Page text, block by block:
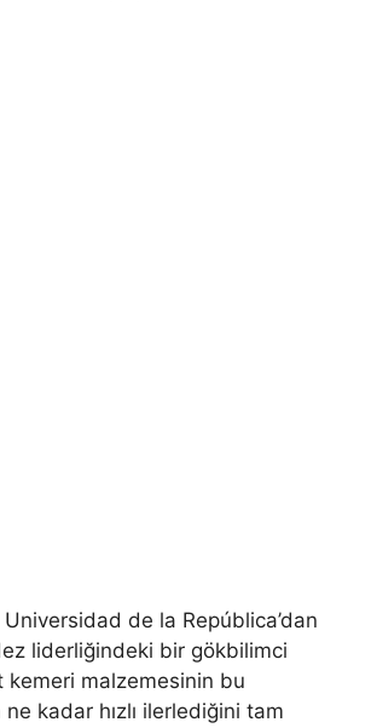
Universidad de la República’dan
liderliğindeki bir gökbilimci
kemeri malzemesinin bu
kadar hızlı ilerlediğini tam